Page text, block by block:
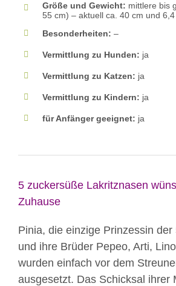
Größe und Gewicht: mittlere bis
55 cm) – aktuell ca. 40 cm und 6,4
Besonderheiten: –
Vermittlung zu Hunden: ja
Vermittlung zu Katzen: ja
Vermittlung zu Kindern: ja
für Anfänger geeignet: ja
5 zuckersüße Lakritznasen
Zuhause
Pinia, die einzige Prinzessin der
und ihre Brüder Pepeo, Arti,
wurden einfach vor dem
ausgesetzt. Das Schicksal ihrer